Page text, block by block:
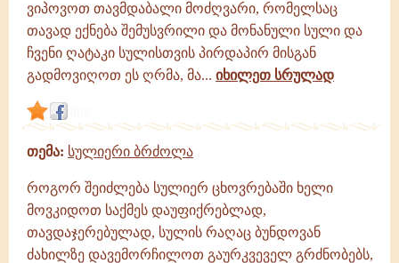
ვიპოვოთ თავმდაბალი მოძღვარი, რომელსაც
თავად ექნება შემუსვრილი და მონანული სული და
ჩვენი ღატაკი სულისთვის პირდაპირ მისგან
გადმოვიღოთ ეს ღრმა, მა... იხილეთ სრულად
თემა: სულიერი ბრძოლა
როგორ შეიძლება სულიერ ცხოვრებაში ხელი
მოვკიდოთ საქმეს დაუფიქრებლად,
თავდაჯერებულად, სულის რაღაც ბუნდოვან
ძახილზე დავემორჩილოთ გაურკვეველ გრძნობებს,